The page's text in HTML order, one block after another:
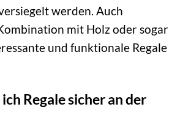
werden. Auch
mit Holz oder sogar
und funktionale Regale
Regale sicher an der